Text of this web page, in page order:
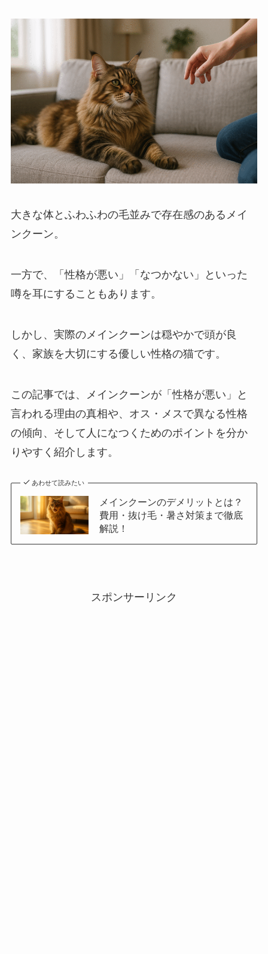
大きな体とふわふわの毛並みで存在感のあるメイ
ンクーン。
一方で、「性格が悪い」「なつかない」といった
噂を耳にすることもあります。
しかし、実際のメインクーンは穏やかで頭が良
く、家族を大切にする優しい性格の猫です。
この記事では、メインクーンが「性格が悪い」と
言われる理由の真相や、オス・メスで異なる性格
の傾向、そして人になつくためのポイントを分か
りやすく紹介します。
あわせて読みたい
メインクーンのデメリットとは？
費用・抜け毛・暑さ対策まで徹底
解説！
スポンサーリンク